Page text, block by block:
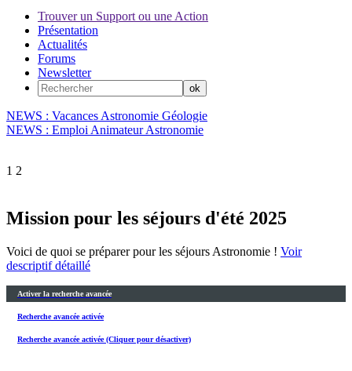
Trouver un Support ou une Action
Présentation
Actualités
Forums
Newsletter
NEWS : Vacances Astronomie Géologie
NEWS : Emploi Animateur Astronomie
1 2
Mission pour les séjours d'été 2025
Voici de quoi se préparer pour les séjours Astronomie ! Voir
descriptif détaillé
Activer la recherche avancée
Recherche avancée activée
Recherche avancée activée (Cliquer pour désactiver)